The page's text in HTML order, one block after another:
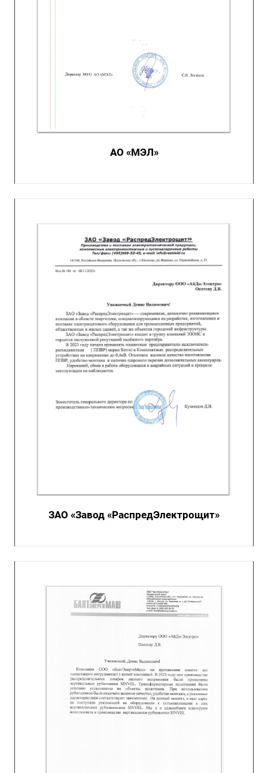
АО «МЭЛ»
ЗАО «Завод «РаспредЭлектрощит»